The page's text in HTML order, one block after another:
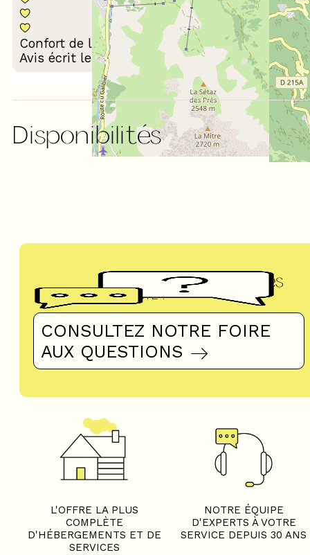
Confort de la literie
Décoration du
logement
Avis écrit le 03/03/2026
Disponibilités
Questions fréquentes
UN DOUTE ?
CONSULTEZ NOTRE FOIRE
AUX QUESTIONS
L'OFFRE LA PLUS
COMPLÈTE
D'HÉBERGEMENTS ET DE
SERVICES
NOTRE ÉQUIPE
D'EXPERTS À VOTRE
SERVICE DEPUIS 30 ANS